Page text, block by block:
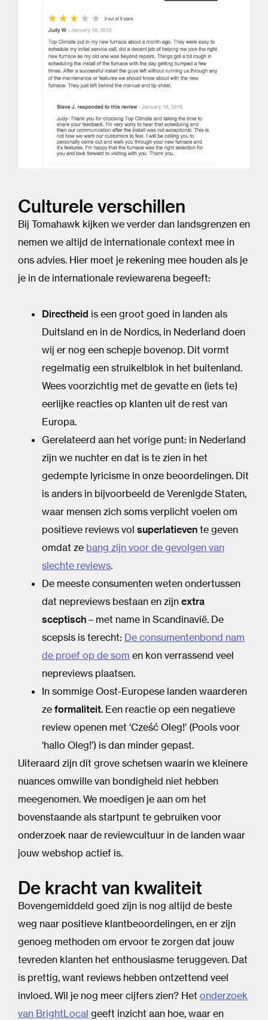
Culturele verschillen
Bij Tomahawk kijken we verder dan landsgrenzen en
nemen we altijd de internationale context mee in
ons advies. Hier moet je rekening mee houden als je
je in de internationale reviewarena begeeft:
Directheid is een groot goed in landen als
Duitsland en in de Nordics, in Nederland doen
wij er nog een schepje bovenop. Dit vormt
regelmatig een struikelblok in het buitenland.
Wees voorzichtig met de gevatte en (iets te)
eerlijke reacties op klanten uit de rest van
Europa.
Gerelateerd aan het vorige punt: in Nederland
zijn we nuchter en dat is te zien in het
gedempte lyricisme in onze beoordelingen. Dit
is anders in bijvoorbeeld de Verenigde Staten,
waar mensen zich soms verplicht voelen om
positieve reviews vol superlatieven te geven
omdat ze bang zijn voor de gevolgen van
slechte reviews.
De meeste consumenten weten ondertussen
dat nepreviews bestaan en zijn extra
sceptisch – met name in Scandinavië. De
scepsis is terecht: De consumentenbond nam
de proef op de som en kon verrassend veel
nepreviews plaatsen.
In sommige Oost-Europese landen waarderen
ze formaliteit. Een reactie op een negatieve
review openen met ‘Cześć Oleg!’ (Pools voor
‘hallo Oleg!’) is dan minder gepast.
Uiteraard zijn dit grove schetsen waarin we kleinere
nuances omwille van bondigheid niet hebben
meegenomen. We moedigen je aan om het
bovenstaande als startpunt te gebruiken voor
onderzoek naar de reviewcultuur in de landen waar
jouw webshop actief is.
De kracht van kwaliteit
Bovengemiddeld goed zijn is nog altijd de beste
weg naar positieve klantbeoordelingen, en er zijn
genoeg methoden om ervoor te zorgen dat jouw
tevreden klanten het enthousiasme teruggeven. Dat
is prettig, want reviews hebben ontzettend veel
invloed. Wil je nog meer cijfers zien? Het onderzoek
van BrightLocal geeft inzicht aan hoe, waar en